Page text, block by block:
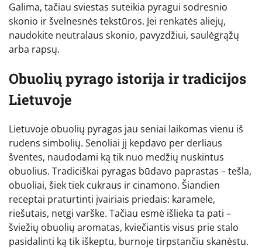
Galima, tačiau sviestas suteikia pyragui sodresnio
skonio ir švelnesnės tekstūros. Jei renkatės aliejų,
naudokite neutralaus skonio, pavyzdžiui, saulėgrąžų
arba rapsų.
Obuolių pyrago istorija ir tradicijos
Lietuvoje
Lietuvoje obuolių pyragas jau seniai laikomas vienu iš
rudens simbolių. Senoliai jį kepdavo per derliaus
šventes, naudodami ką tik nuo medžių nuskintus
obuolius. Tradiciškai pyragas būdavo paprastas – tešla,
obuoliai, šiek tiek cukraus ir cinamono. Šiandien
receptai praturtinti įvairiais priedais: karamele,
riešutais, netgi varške. Tačiau esmė išlieka ta pati –
šviežių obuolių aromatas, kviečiantis visus prie stalo
pasidalinti ką tik iškeptu, burnoje tirpstančiu skanėstu.